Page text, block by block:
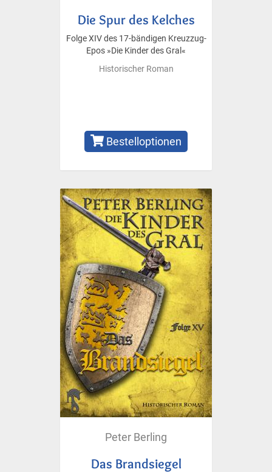
Die Spur des Kelches
Folge XIV des 17-bändigen Kreuzzug-
Epos »Die Kinder des Gral«
Historischer Roman
Bestelloptionen
Peter Berling
Das Brandsiegel